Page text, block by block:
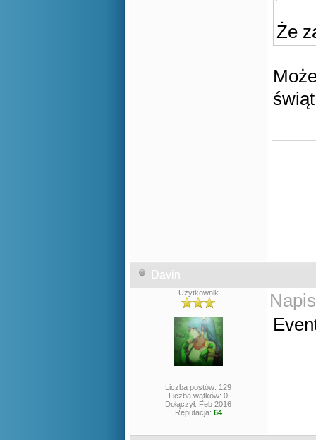
Że
Davin
Użytkownik
Liczba postów: 129
Liczba wątków: 0
Dołączył: Feb 2016
Reputacja: 64